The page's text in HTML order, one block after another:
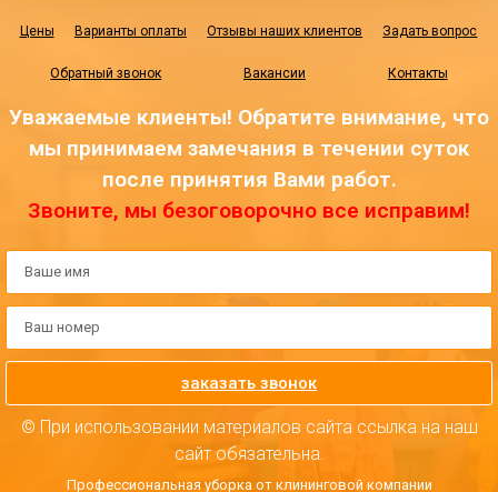
Цены Варианты оплаты Отзывы наших клиентов Задать вопрос
Обратный звонок Вакансии Контакты
Уважаемые клиенты! Обратите внимание, что
мы принимаем замечания в течении суток
после принятия Вами работ.
Звоните, мы безоговорочно все исправим!
заказать звонок
© При использовании материалов сайта ссылка на наш
сайт обязательна.
Профессиональная уборка от клининговой компании